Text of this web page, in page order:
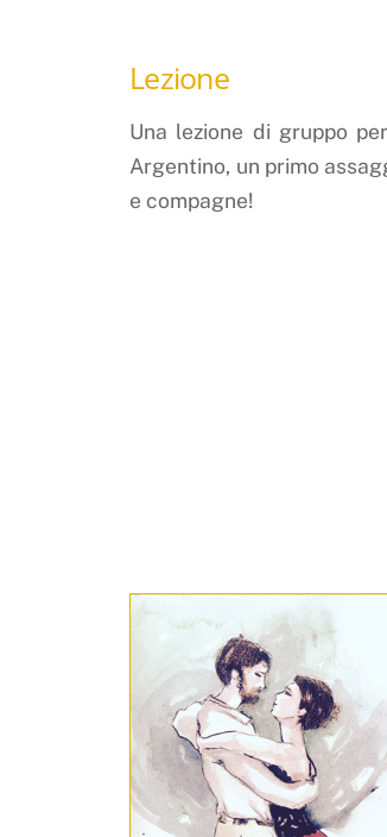
Lezione
Una lezione di gruppo
Argentino, un primo
e compagne!